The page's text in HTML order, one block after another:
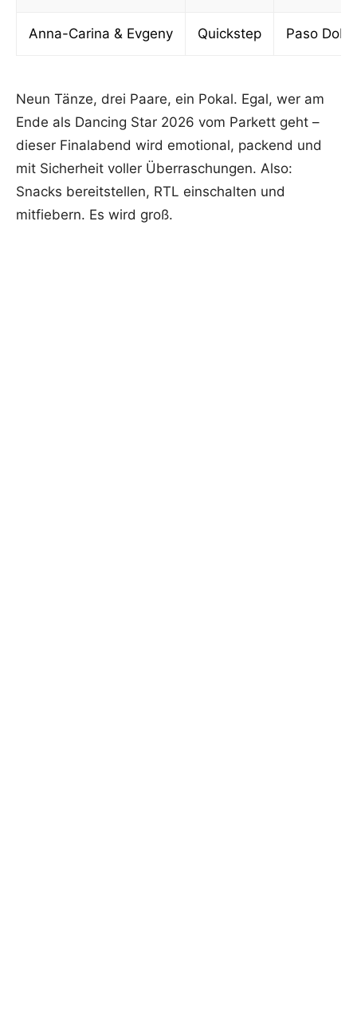
Anna-Carina & Evgeny Quickstep Paso
Neun Tänze, drei Paare, ein Pokal. Egal, wer am
Ende als Dancing Star 2026 vom Parkett geht –
dieser Finalabend wird emotional, packend und
mit Sicherheit voller Überraschungen. Also:
Snacks bereitstellen, RTL einschalten und
mitfiebern. Es wird groß.